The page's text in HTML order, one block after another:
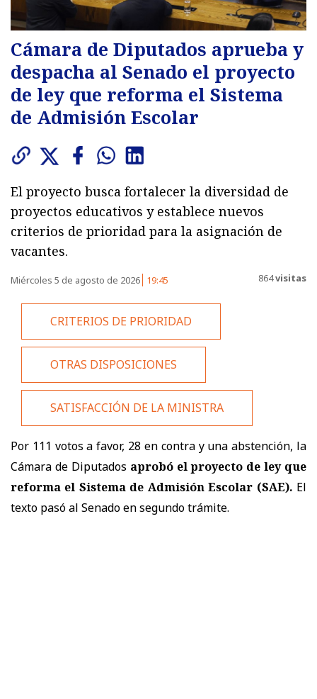
Cámara de Diputados aprueba y
despacha al Senado el proyecto
de ley que reforma el Sistema
de Admisión Escolar
El proyecto busca fortalecer la diversidad de
proyectos educativos y establece nuevos
criterios de prioridad para la asignación de
vacantes.
Miércoles 5 de agosto de 2026 19:45 864visitas
CRITERIOS DE PRIORIDAD
OTRAS DISPOSICIONES
SATISFACCIÓN DE LA MINISTRA
Por 111 votos a favor, 28 en contra y una abstención, la
Cámara de Diputados aprobó el proyecto de ley que
reforma el Sistema de Admisión Escolar (SAE). El
texto pasó al Senado en segundo trámite.